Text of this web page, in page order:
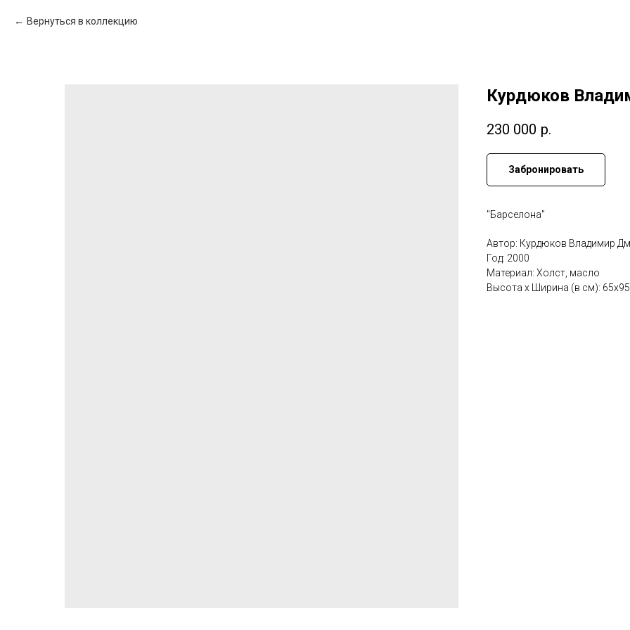
Вернуться в коллекцию
Курдюков
230 000 р.
Забронировать
"Барселона"
Автор: Курдюков Владимир
Год: 2000
Материал: Холст, масло
Высота x Ширина (в см): 65х95